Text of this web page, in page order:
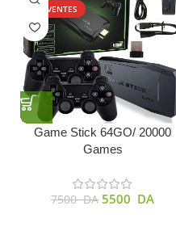
TOP VENTES
Game Stick 64GO/ 20000
Games
7500DA 5500 DA